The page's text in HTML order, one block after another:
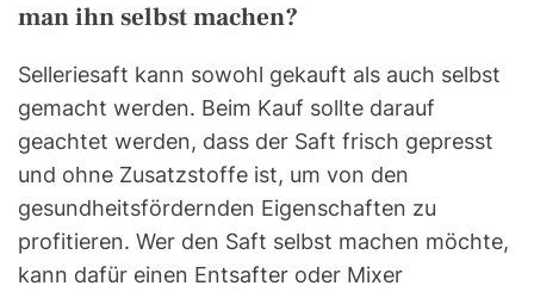
man ihn selbst machen?
Selleriesaft kann sowohl gekauft als auch selbst
gemacht werden. Beim Kauf sollte darauf
geachtet werden, dass der Saft frisch gepresst
und ohne Zusatzstoffe ist, um von den
gesundheitsfördernden Eigenschaften zu
profitieren. Wer den Saft selbst machen möchte,
kann dafür einen Entsafter oder Mixer